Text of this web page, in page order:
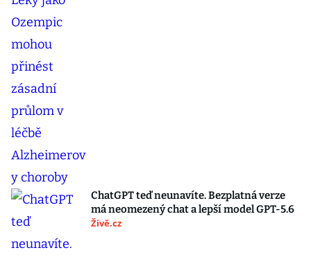
ChatGPT teď neunavíte. Bezplatná verze
má neomezený chat a lepší model GPT-5.6
Živě.cz